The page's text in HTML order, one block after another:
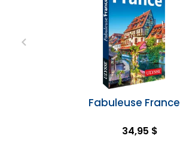
Fabuleuse France
34,95 $